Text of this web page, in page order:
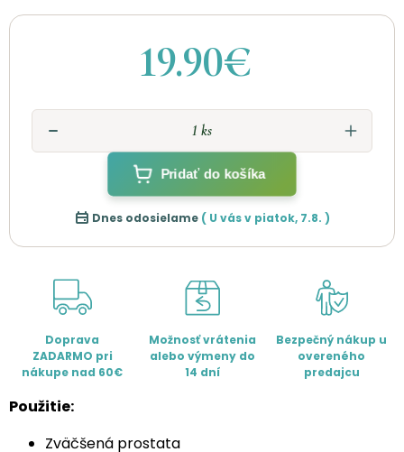
19.90€
Pridať do košíka
Dnes odosielame ( U vás v piatok, 7.8. )
Doprava
ZADARMO pri
nákupe nad 60€
Možnosť vrátenia
alebo výmeny do
14 dní
Bezpečný nákup u
overeného
predajcu
Použitie:
Zväčšená prostata